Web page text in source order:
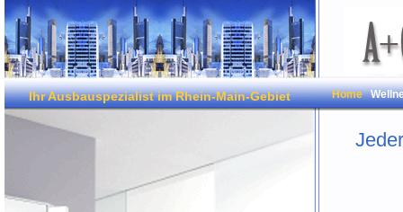
Ihr Ausbauspezialist im Rhein-Main-Gebiet Home